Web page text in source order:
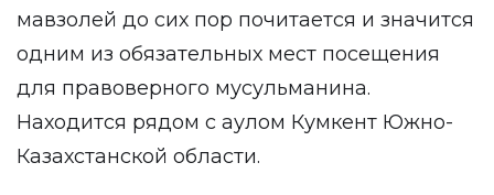
мавзолей до сих пор почитается и значится
одним из обязательных мест посещения
для правоверного мусульманина.
Находится рядом с аулом Кумкент Южно-
Казахстанской области.